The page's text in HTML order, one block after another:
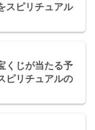
スピリチュアル
くじが当たる予
ピリチュアルの